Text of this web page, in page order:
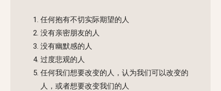
任何抱有不切实际期望的人
没有亲密朋友的人
没有幽默感的人
过度悲观的人
任何我们想要改变的人，认为我们可以改变的
人，或者想要改变我们的人